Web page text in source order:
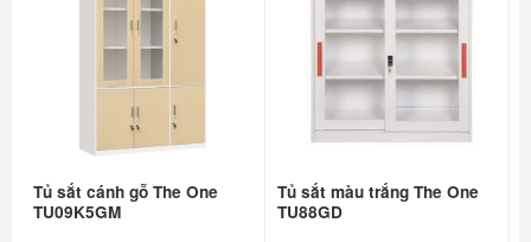
Tủ sắt cánh gỗ The One
TU09K5GM
Tủ sắt màu trắng The One
TU88GD